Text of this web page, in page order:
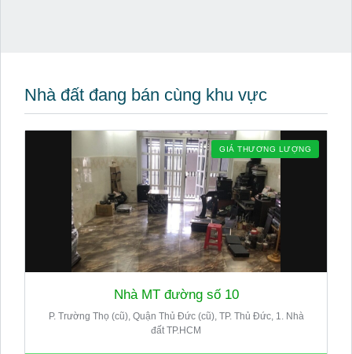
Nhà đất đang bán cùng khu vực
GIÁ THƯƠNG LƯỢNG
Nhà MT đường số 10
P. Trường Thọ (cũ), Quận Thủ Đức (cũ), TP. Thủ Đức, 1. Nhà
đất TP.HCM